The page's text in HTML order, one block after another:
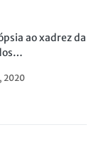
ao xadrez da
2020